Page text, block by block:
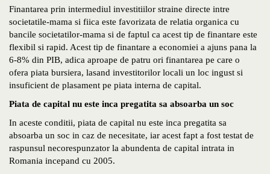
Finantarea prin intermediul investitiilor straine directe intre
societatile-mama si fiica este favorizata de relatia organica cu
bancile societatilor-mama si de faptul ca acest tip de finantare este
flexibil si rapid. Acest tip de finantare a economiei a ajuns pana la
6-8% din PIB, adica aproape de patru ori finantarea pe care o
ofera piata bursiera, lasand investitorilor locali un loc ingust si
insuficient de plasament pe piata interna de capital.
Piata de capital nu este inca pregatita sa absoarba un soc
In aceste conditii, piata de capital nu este inca pregatita sa
absoarba un soc in caz de necesitate, iar acest fapt a fost testat de
raspunsul necorespunzator la abundenta de capital intrata in
Romania incepand cu 2005.